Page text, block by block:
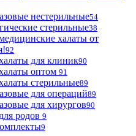
нестерильные54
стерильные38
халаты от
92
для клиник90
оптом 91
стерильные89
для операций89
для хирургов90
родов 9
9